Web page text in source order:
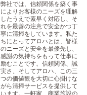
弊社では、信頼関係を築く事
によりお客様のニーズを理解
したうえで素早く対応し、そ
れを最善の注意で安全かつ丁
寧に清掃をしています。私た
ちにとってアロハとは、皆様
のニーズと安全を最優先し、
感謝の気持ちをもって仕事に
励むことです。信頼関係、誠
実さ、そしてアロハ、この三
つの価値観を大切に心掛けな
がら清掃サービスを提供して
います。一軒家、商業施設の